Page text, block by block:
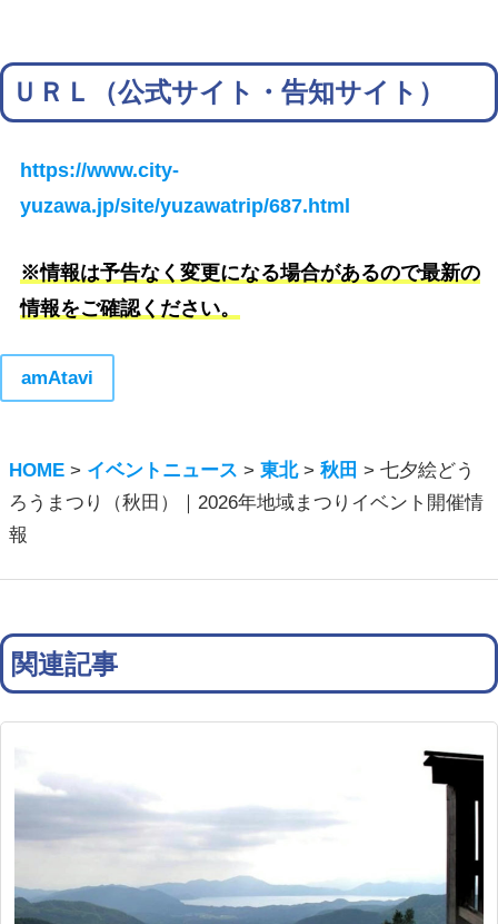
ＵＲＬ（公式サイト・告知サイト）
https://www.city-
yuzawa.jp/site/yuzawatrip/687.html
※情報は予告なく変更になる場合があるので最新の
情報をご確認ください。
amAtavi
HOME > イベントニュース >東北>秋田 >七夕絵どう
ろうまつり（秋田）｜2026年地域まつりイベント開催情
報
関連記事